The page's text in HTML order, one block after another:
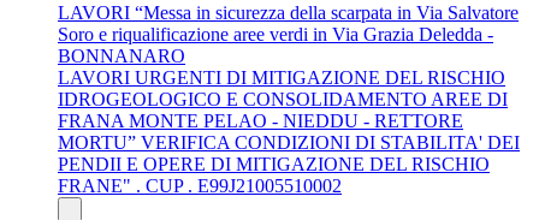
LAVORI “Messa in sicurezza della scarpata in Via Salvatore
Soro e riqualificazione aree verdi in Via Grazia Deledda -
BONNANARO
LAVORI URGENTI DI MITIGAZIONE DEL RISCHIO
IDROGEOLOGICO E CONSOLIDAMENTO AREE DI
FRANA MONTE PELAO - NIEDDU - RETTORE
MORTU” VERIFICA CONDIZIONI DI STABILITA' DEI
PENDII E OPERE DI MITIGAZIONE DEL RISCHIO
FRANE" . CUP . E99J21005510002